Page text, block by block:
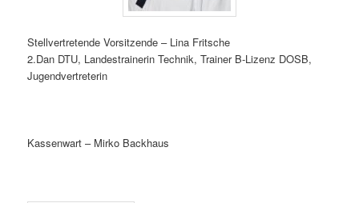
Stellvertretende Vorsitzende – Lina Fritsche
2.Dan DTU, Landestrainerin Technik, Trainer B-Lizenz DOSB,
Jugendvertreterin
Kassenwart – Mirko Backhaus